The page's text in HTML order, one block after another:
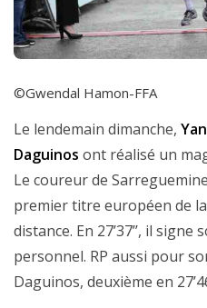
©Gwendal Hamon-FFA
Le lendemain dimanche,
Daguinos ont réalisé un
Le coureur de
premier titre européen de
distance. En 27’37’’, il
personnel. RP aussi pour
Daguinos, deuxième en